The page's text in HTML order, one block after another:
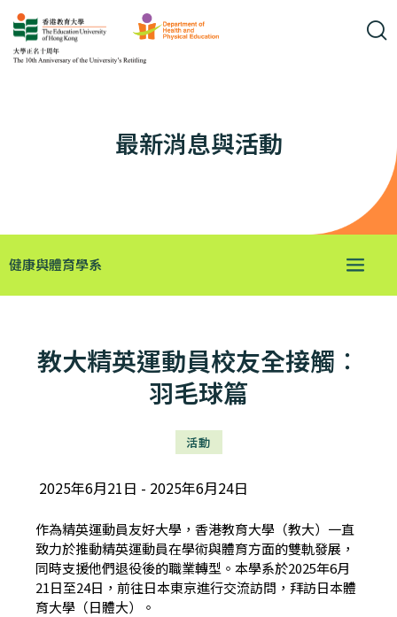
最新消息與活動
健康與體育學系
教大精英運動員校友全接觸︰
羽毛球篇
活動
2025年6月21日 2025年6月24日
作為精英運動員友好大學，香港教育大學（教大）一直
致力於推動精英運動員在學術與體育方面的雙軌發展，
同時支援他們退役後的職業轉型。本學系於2025年6月
21日至24日，前往日本東京進行交流訪問，拜訪日本體
育大學（日體大）。